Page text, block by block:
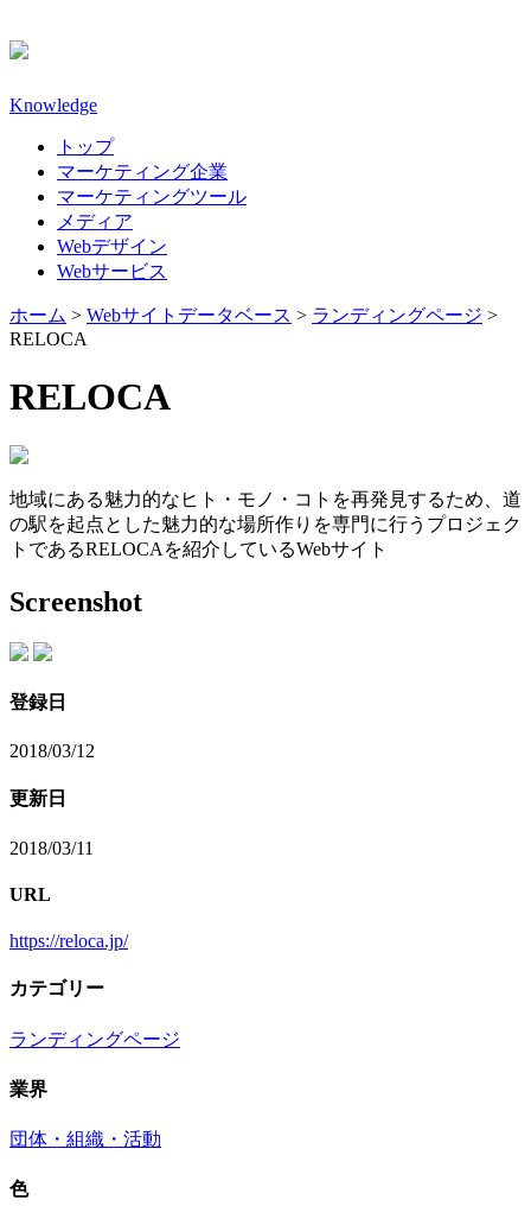
Knowledge
トップ
マーケティング企業
マーケティングツール
メディア
Webデザイン
Webサービス
ホーム > Webサイトデータベース > ランディングページ >
RELOCA
RELOCA
地域にある魅力的なヒト・モノ・コトを再発見するため、道
の駅を起点とした魅力的な場所作りを専門に行うプロジェク
トであるRELOCAを紹介しているWebサイト
Screenshot
登録日
2018/03/12
更新日
2018/03/11
URL
https://reloca.jp/
カテゴリー
ランディングページ
業界
団体・組織・活動
色